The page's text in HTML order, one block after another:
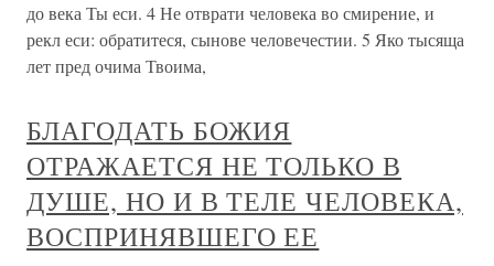
до века Ты еси. 4 Не отврати человека во смирение, и
рекл еси: обратитеся, сынове человечестии. 5 Яко тысяща
лет пред очима Твоима,
БЛАГОДАТЬ БОЖИЯ
ОТРАЖАЕТСЯ НЕ ТОЛЬКО В
ДУШЕ, НО И В ТЕЛЕ ЧЕЛОВЕКА,
ВОСПРИНЯВШЕГО ЕЕ